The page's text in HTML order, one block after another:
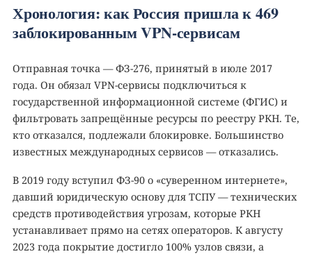
Хронология: как Россия пришла к 469
заблокированным VPN-сервисам
Отправная точка — ФЗ-276, принятый в июле 2017
года. Он обязал VPN-сервисы подключиться к
государственной информационной системе (ФГИС) и
фильтровать запрещённые ресурсы по реестру РКН. Те,
кто отказался, подлежали блокировке. Большинство
известных международных сервисов — отказались.
В 2019 году вступил ФЗ-90 о «суверенном интернете»,
давший юридическую основу для ТСПУ — технических
средств противодействия угрозам, которые РКН
устанавливает прямо на сетях операторов. К августу
2023 года покрытие достигло 100% узлов связи, а